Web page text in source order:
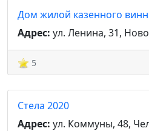
Дом жилой казенного
Адрес: ул. Ленина, 31,
5
Стела 2020
Адрес: ул. Коммуны, 48,